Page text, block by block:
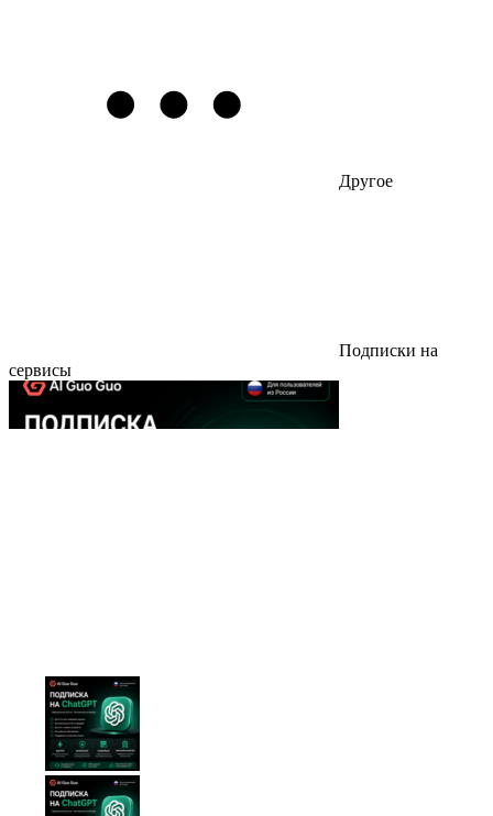
Другое
Подписки на
сервисы